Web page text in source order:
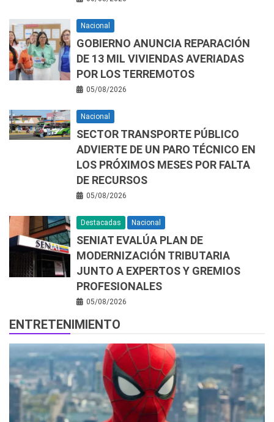
Nacional
GOBIERNO ANUNCIA REPARACIÓN
DE 13 MIL VIVIENDAS AVERIADAS
POR LOS TERREMOTOS
05/08/2026
Nacional
SECTOR TRANSPORTE PÚBLICO
ADVIERTE DE UN PARO TÉCNICO EN
LOS PRÓXIMOS MESES POR FALTA
DE RECURSOS
05/08/2026
Destacadas Nacional
SENIAT EVALÚA PLAN DE
MODERNIZACIÓN TRIBUTARIA
JUNTO A EXPERTOS Y GREMIOS
PROFESIONALES
05/08/2026
ENTRETENIMIENTO